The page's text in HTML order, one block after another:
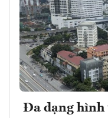
Đa dạng hình